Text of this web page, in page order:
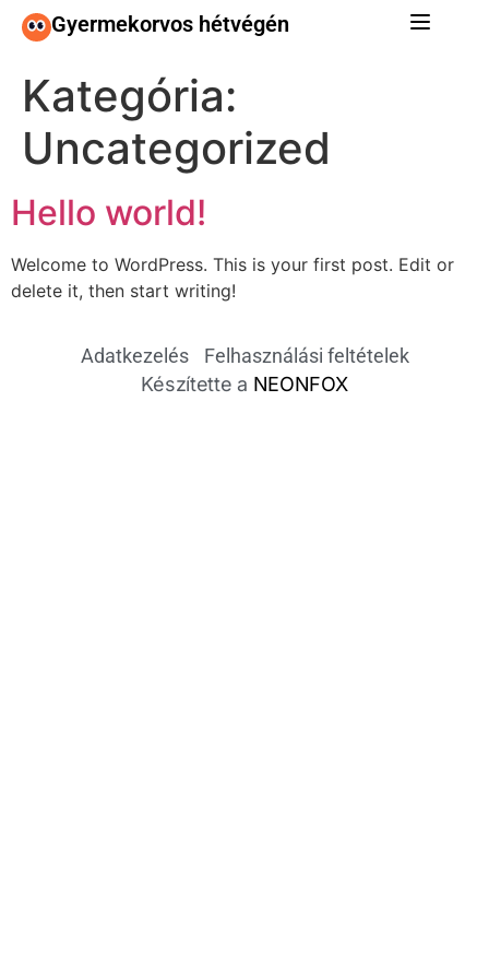
Gyermekorvos hétvégén
Kategória:
Uncategorized
Hello world!
Welcome to WordPress. This is your first post. Edit or
delete it, then start writing!
Adatkezelés
Felhasználási feltételek
Készítette a NEONFOX